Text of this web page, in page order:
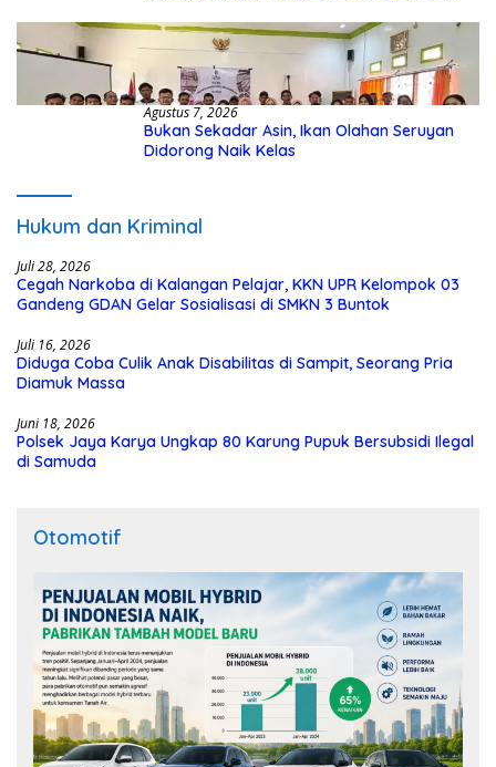
Agustus 7, 2026
Bukan Sekadar Asin, Ikan Olahan Seruyan
Didorong Naik Kelas
Hukum dan Kriminal
Juli 28, 2026
Cegah Narkoba di Kalangan Pelajar, KKN UPR Kelompok 03
Gandeng GDAN Gelar Sosialisasi di SMKN 3 Buntok
Juli 16, 2026
Diduga Coba Culik Anak Disabilitas di Sampit, Seorang Pria
Diamuk Massa
Juni 18, 2026
Polsek Jaya Karya Ungkap 80 Karung Pupuk Bersubsidi Ilegal
di Samuda
Otomotif